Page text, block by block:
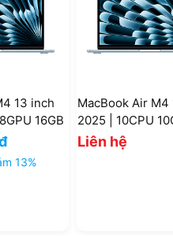
13 inch
16GB
13%
MacBook Air M4
2025 | 10CPU
24GB 512GB
Liên hệ